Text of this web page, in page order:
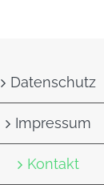
Datenschutz
Impressum
Kontakt